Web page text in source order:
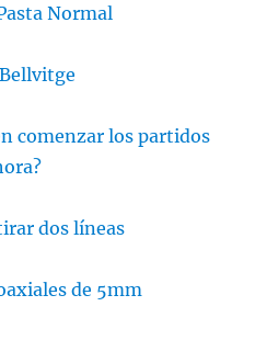
Normal
comenzar los partidos
dos líneas
de 5mm